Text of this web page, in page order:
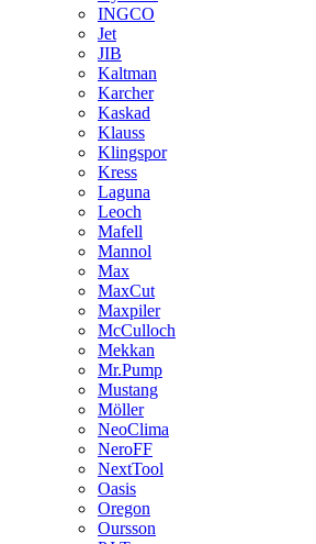
INGCO
Jet
JIB
Kaltman
Karcher
Kaskad
Klauss
Klingspor
Kress
Laguna
Leoch
Mafell
Mannol
Max
MaxCut
Maxpiler
McCulloch
Mekkan
Mr.Pump
Mustang
Möller
NeoClima
NeroFF
NextTool
Oasis
Oregon
Oursson